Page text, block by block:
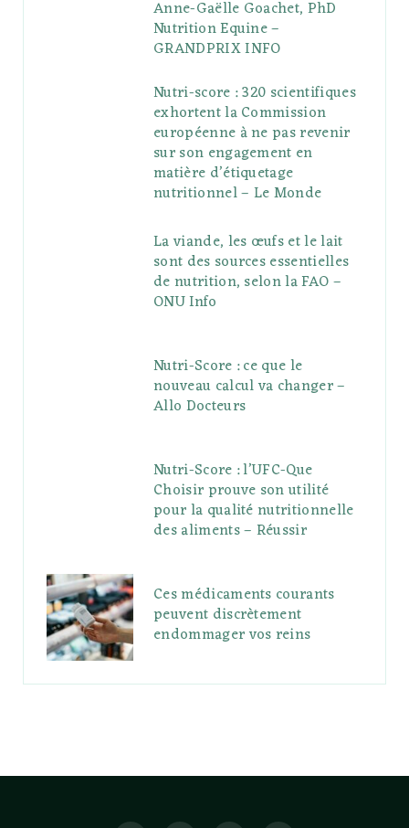
Anne-Gaëlle Goachet, PhD
Nutrition Equine –
GRANDPRIX INFO
Nutri-score : 320 scientifiques
exhortent la Commission
européenne à ne pas revenir
sur son engagement en
matière d’étiquetage
nutritionnel – Le Monde
La viande, les œufs et le lait
sont des sources essentielles
de nutrition, selon la FAO –
ONU Info
Nutri-Score : ce que le
nouveau calcul va changer –
Allo Docteurs
Nutri-Score : l’UFC-Que
Choisir prouve son utilité
pour la qualité nutritionnelle
des aliments – Réussir
Ces médicaments courants
peuvent discrètement
endommager vos reins